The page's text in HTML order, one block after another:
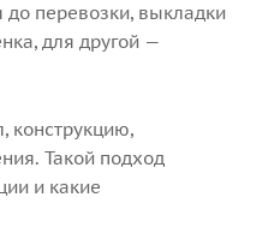
до перевозки, выкладки
для другой —
конструкцию,
Такой подход
и какие